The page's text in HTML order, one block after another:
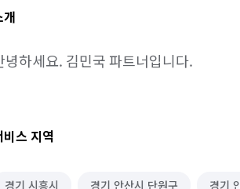
개
녕하세요. 김민국 파트너입니다.
비스 지역
경기 시흥시 경기 안산시 단원구 경기